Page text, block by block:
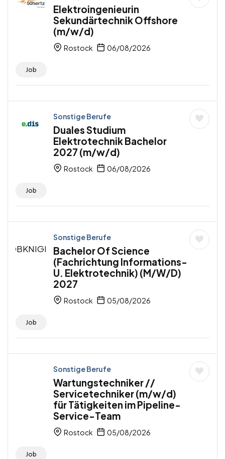
Elektroingenieurin
Sekundärtechnik Offshore
(m/w/d)
Rostock 06/08/2026
Job
Sonstige Berufe
Duales Studium
Elektrotechnik Bachelor
2027 (m/w/d)
Rostock 06/08/2026
Job
Sonstige Berufe
Bachelor Of Science
(Fachrichtung Informations-
U. Elektrotechnik) (M/W/D)
2027
Rostock 05/08/2026
Job
Sonstige Berufe
Wartungstechniker //
Servicetechniker (m/w/d)
für Tätigkeiten im Pipeline-
Service-Team
Rostock 05/08/2026
Job